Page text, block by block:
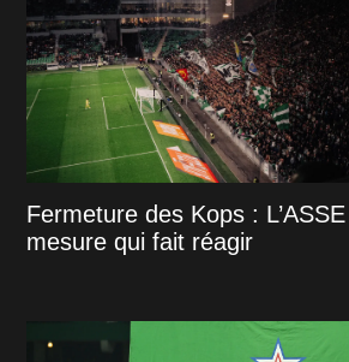
Fermeture des Kops :
mesure qui fait réagir